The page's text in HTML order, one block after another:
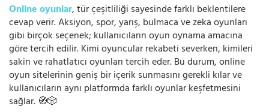
Online oyunlar, tür çeşitliliği sayesinde farklı beklentilere
cevap verir. Aksiyon, spor, yarış, bulmaca ve zeka oyunları
gibi birçok seçenek; kullanıcıların oyun oynama amacına
göre tercih edilir. Kimi oyuncular rekabeti severken, kimileri
sakin ve rahatlatıcı oyunları tercih eder. Bu durum, online
oyun sitelerinin geniş bir içerik sunmasını gerekli kılar ve
kullanıcıların aynı platformda farklı oyunlar keşfetmesini
sağlar. 🧭🎲